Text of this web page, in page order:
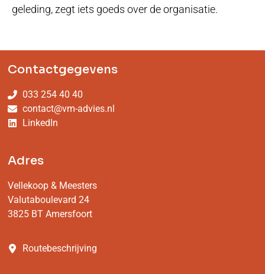
geleding, zegt iets goeds over de organisatie.
Contactgegevens
033 254 40 40
contact@vm-advies.nl
LinkedIn
Adres
Vellekoop & Meesters
Valutaboulevard 24
3825 BT Amersfoort
Routebeschrijving